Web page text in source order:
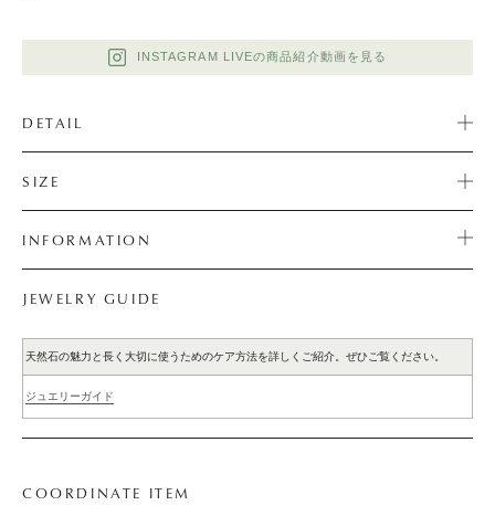
INSTAGRAM LIVEの商品紹介動画を見る
DETAIL
SIZE
INFORMATION
JEWELRY GUIDE
天然石の魅力と長く大切に使うためのケア方法を詳しくご紹介。ぜひご覧ください。
ジュエリーガイド
COORDINATE ITEM